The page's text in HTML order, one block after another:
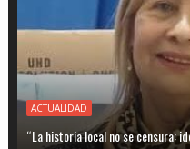
ACTUALIDAD
“La historia local no se censura: